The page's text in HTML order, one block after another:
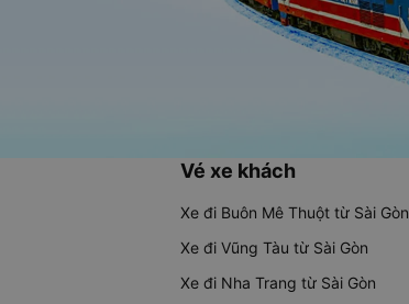
Vé xe khách
Xe đi Buôn Mê Thuột từ Sài Gòn
Xe đi Vũng Tàu từ Sài Gòn
Xe đi Nha Trang từ Sài Gòn